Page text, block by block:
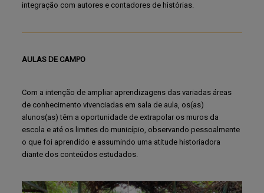
integração com autores e contadores de histórias.
AULAS DE CAMPO
Com a intenção de ampliar aprendizagens das variadas áreas
de conhecimento vivenciadas em sala de aula, os(as)
alunos(as) têm a oportunidade de extrapolar os muros da
escola e até os limites do município, observando pessoalmente
o que foi aprendido e assumindo uma atitude historiadora
diante dos conteúdos estudados.